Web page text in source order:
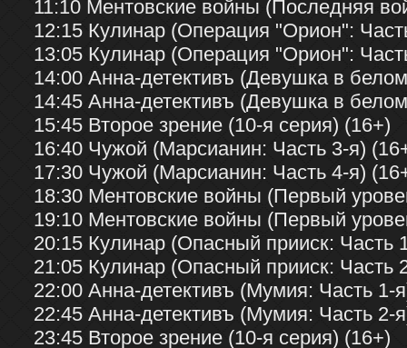
11:10 Ментовские войны (Последняя
12:15 Кулинар (Операция "Орион":
13:05 Кулинар (Операция "Орион":
14:00 Анна-детективъ (Девушка в
14:45 Анна-детективъ (Девушка в
15:45 Второе зрение (10-я серия) (16+)
16:40 Чужой (Марсианин: Часть 3-я)
17:30 Чужой (Марсианин: Часть 4-я)
18:30 Ментовские войны (Первый
19:10 Ментовские войны (Первый
20:15 Кулинар (Опасный прииск: Часть
21:05 Кулинар (Опасный прииск: Часть
22:00 Анна-детективъ (Мумия: Часть 1-
22:45 Анна-детективъ (Мумия: Часть 2-
23:45 Второе зрение (10-я серия) (16+)